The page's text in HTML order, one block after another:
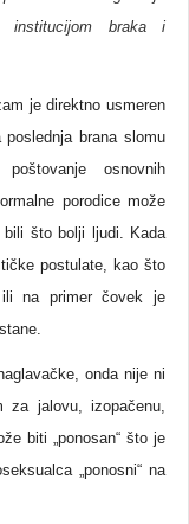
braka i
je direktno usmeren
brana slomu
osnovnih
porodice može
bili što bolji ljudi. Kada
postulate, kao što
ili na primer čovek je
onda nije ni
za jalovu, izopačenu,
biti „ponosan“ što je
„ponosni“ na